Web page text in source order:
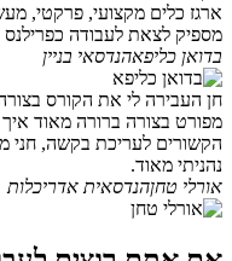
ארגז כלים מקצועי, פרקטי,
מספיק לצאת לעבודה כפרילנס
בדואן כליפאהנדסאי בניין
חן העבירה לי את הקורס
מפורט בצורה ברורה מאוד
הקשורים לעריכת בקשה, חני
נהניתי מאוד.
אורלי טחןהנדסאית אדריכלות